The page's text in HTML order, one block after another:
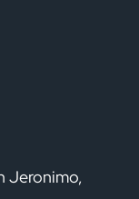
Jeronimo,